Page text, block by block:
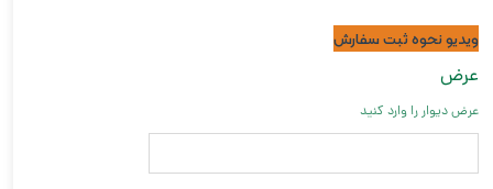
ویدیو نحوه ثبت سفارش
عرض
عرض دیوار را وارد کنید